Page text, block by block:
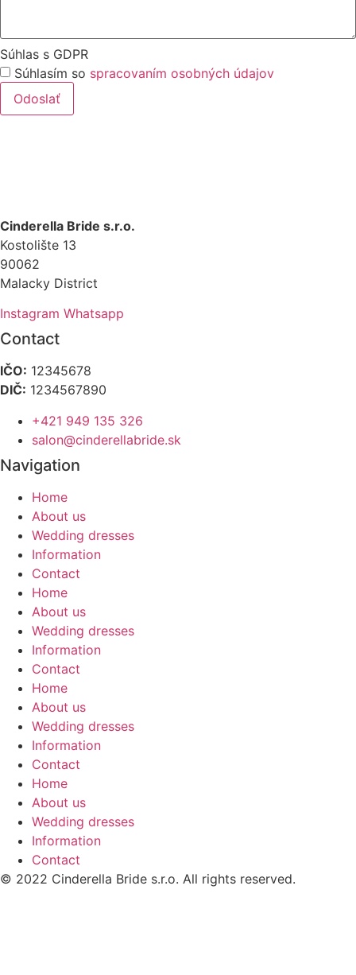
Súhlas s GDPR
Súhlasím so spracovaním osobných údajov
Odoslať
Cinderella Bride s.r.o.
Kostolište 13
90062
Malacky District
Instagram Whatsapp
Contact
IČO: 12345678
DIČ: 1234567890
+421 949 135 326
salon@cinderellabride.sk
Navigation
Home
About us
Wedding dresses
Information
Contact
Home
About us
Wedding dresses
Information
Contact
Home
About us
Wedding dresses
Information
Contact
Home
About us
Wedding dresses
Information
Contact
© 2022 Cinderella Bride s.r.o. All rights reserved.